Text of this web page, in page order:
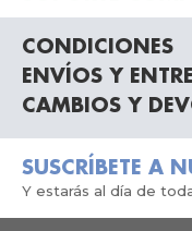
CONDICIONES
ENVÍOS Y
CAMBIOS Y
SUSCRÍBETE A
Y estarás al día de